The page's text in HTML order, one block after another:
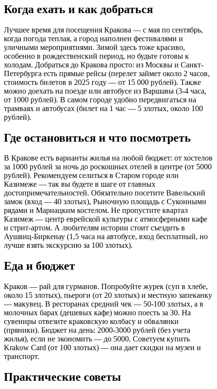
Когда ехать и как добраться
Лучшее время для посещения Кракова — с мая по сентябрь,
когда погода теплая, а город наполнен фестивалями и
уличными мероприятиями. Зимой здесь тоже красиво,
особенно в рождественский период, но будьте готовы к
холодам. Добраться до Кракова просто: из Москвы и Санкт-
Петербурга есть прямые рейсы (перелет займет около 2 часов,
стоимость билетов в 2025 году — от 15 000 рублей). Также
можно доехать на поезде или автобусе из Варшавы (3-4 часа,
от 1000 рублей). В самом городе удобно передвигаться на
трамваях и автобусах (билет на 1 час — 5 злотых, около 100
рублей).
Где остановиться и что посмотреть
В Кракове есть варианты жилья на любой бюджет: от хостелов
за 1000 рублей за ночь до роскошных отелей в центре (от 5000
рублей). Рекомендуем селиться в Старом городе или
Казимеже — так вы будете в шаге от главных
достопримечательностей. Обязательно посетите Вавельский
замок (вход — 40 злотых), Рыночную площадь с Суконными
рядами и Мариацким костелом. Не пропустите квартал
Казимеж — центр еврейской культуры с атмосферными кафе
и стрит-артом. А любителям истории стоит съездить в
Аушвиц-Биркенау (1,5 часа на автобусе, вход бесплатный, но
лучше взять экскурсию за 100 злотых).
Еда и бюджет
Краков — рай для гурманов. Попробуйте журек (суп в хлебе,
около 15 злотых), пьероги (от 20 злотых) и местную запеканку
— макувец. В ресторанах средний чек — 50-100 злотых, а в
молочных барах (дешевых кафе) можно поесть за 30. На
сувениры отвезите краковскую колбасу и обвалянки
(пряники). Бюджет на день: 2000-3000 рублей (без учета
жилья), если не экономить — до 5000. Советуем купить
Krakow Card (от 100 злотых) — она дает скидки на музеи и
транспорт.
Практические советы